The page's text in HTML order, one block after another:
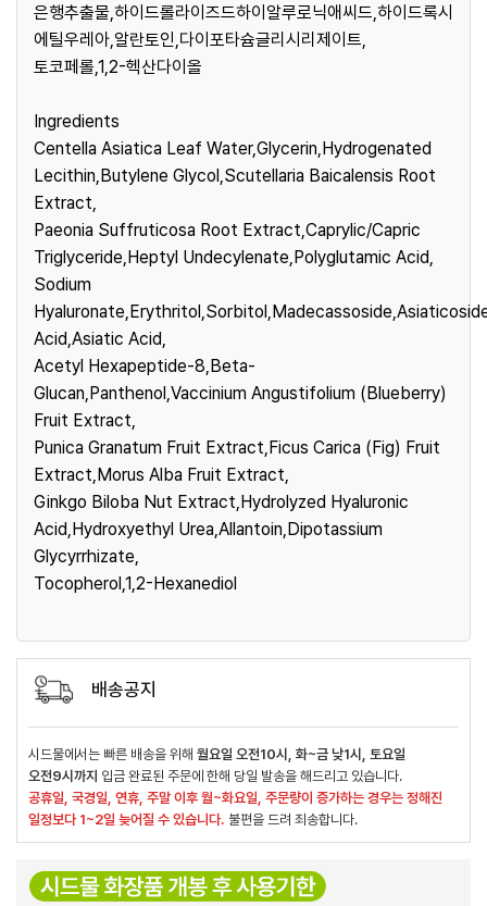
은행추출물,하이드롤라이즈드하이알루로닉애씨드,하이드록시
에틸우레아,알란토인,다이포타슘글리시리제이트,
토코페롤,1,2-헥산다이올
Ingredients
Centella Asiatica Leaf Water,Glycerin,Hydrogenated
Lecithin,Butylene Glycol,Scutellaria Baicalensis Root
Extract,
Paeonia Suffruticosa Root Extract,Caprylic/Capric
Triglyceride,Heptyl Undecylenate,Polyglutamic Acid,
Sodium
Acid,Asiatic Acid,
Acetyl Hexapeptide-8,Beta-
Glucan,Panthenol,Vaccinium Angustifolium (Blueberry)
Fruit Extract,
Punica Granatum Fruit Extract,Ficus Carica (Fig) Fruit
Extract,Morus Alba Fruit Extract,
Ginkgo Biloba Nut Extract,Hydrolyzed Hyaluronic
Acid,Hydroxyethyl Urea,Allantoin,Dipotassium
Glycyrrhizate,
Tocopherol,1,2-Hexanediol
배송공지
시드물에서는 빠른 배송을 위해 월요일 오전10시, 화~금 낮1시, 토요일
오전9시까지 입금 완료된 주문에 한해 당일 발송을 해드리고 있습니다.
공휴일, 국경일, 연휴, 주말 이후 월~화요일, 주문량이 증가하는 경우는 정해진
일정보다 1~2일 늦어질 수 있습니다. 불편을 드려 죄송합니다.